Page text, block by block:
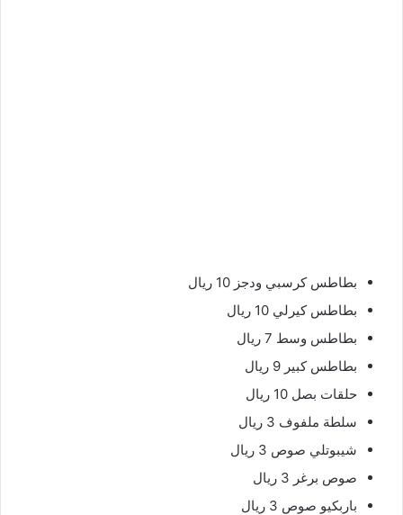
بطاطس كرسبي ودجز 10 ريال
بطاطس كيرلي 10 ريال
بطاطس وسط 7 ريال
بطاطس كبير 9 ريال
حلقات بصل 10 ريال
سلطة ملفوف 3 ريال
شيبوتلي صوص 3 ريال
صوص برغر 3 ريال
باربكيو صوص 3 ريال